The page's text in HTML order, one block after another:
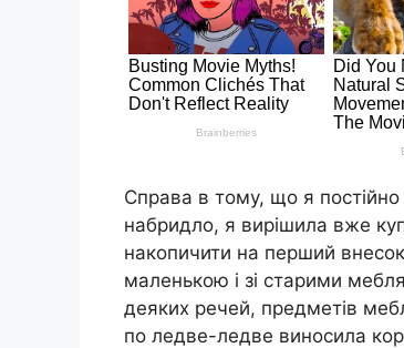
Справа в тому, що я
набридло, я вирішила вже
накопичити на перший
маленькою і зі старими
деяких речей, предметів
по ледве-ледве виносила